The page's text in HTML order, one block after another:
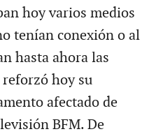
hoy varios medios
tenían conexión o al
hasta ahora las
hoy su
afectado de
BFM. De